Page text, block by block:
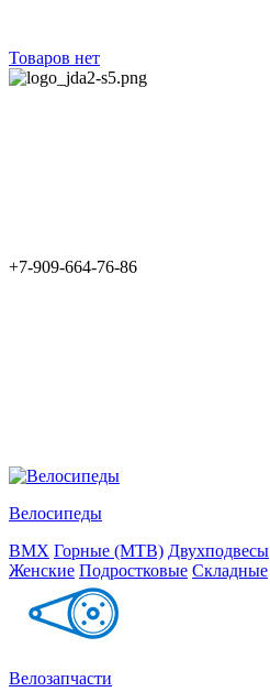
Товаров нет
+7-909-664-76-86
Велосипеды
BMX Горные (MTB) Двухподвесы
Женские Подростковые Складные
Велозапчасти